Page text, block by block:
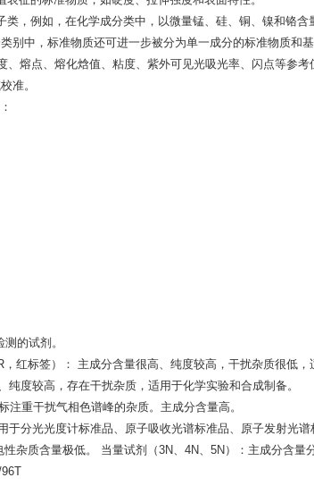
类，例如，在化学成分类中，以微量锰、硅、铜、镍和铬
别中，标准物质还可进一步被分为单一成分的标准物质和
、熔点、熔化焓值、粘度、紫外可见光吸光率、闪点等参
准。
的试剂。
，红标签）： 主成分含量很高、纯度较高，干扰杂质很低，
纯度较高，存在干扰杂质，适用于化学实验和合成制备。
注重干扰气相色谱峰的杂质。主成分含量高。
于分光光度计标准品、原子吸收光谱标准品、原子发射光谱
杂质含量极低。 当量试剂（3N、4N、5N）：主成分含量